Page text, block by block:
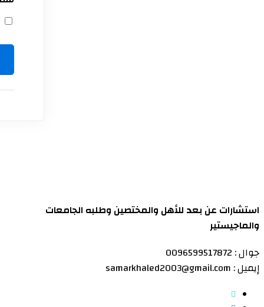
استشارات عن بعد للأهل والمختصين وطلبه الجامعات
والماجيستير
جوال : 0096599517872
إيميل : samarkhaled2003@gmail.com